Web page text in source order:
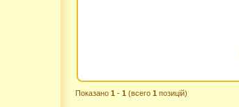
Показано 1 - 1 (всего 1 позицій)